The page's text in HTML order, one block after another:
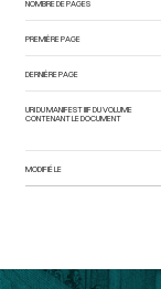
NOMBRE DE PAGES
PREMIÈRE PAGE
DERNIÈRE PAGE
URI DU MANIFEST IIIF DU VOLUME
CONTENANT LE DOCUMENT
MODIFIÉ LE